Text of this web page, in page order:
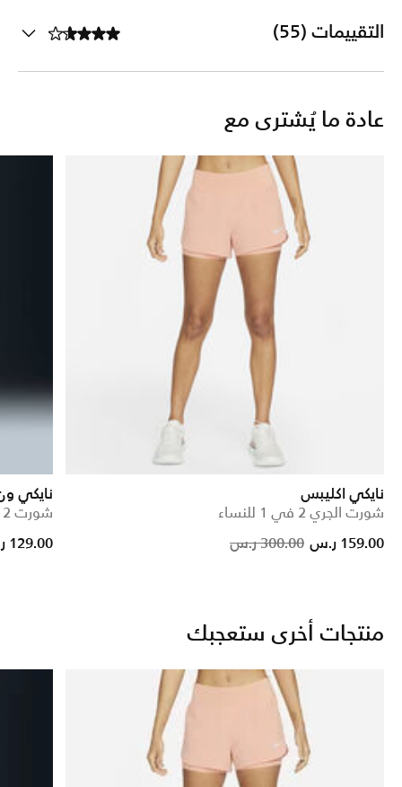
التقييمات (55)
عادة ما يُشترى مع
نايكي اكليبس
شورت الجري 2 في 1 للنساء
Price
300.00 ر.س to
159.00 ر.س
نايكي
شورت 2 في 1 دراي-فت للنساء
reduced from
to
129.00 ر.س
منتجات أخرى ستعجبك